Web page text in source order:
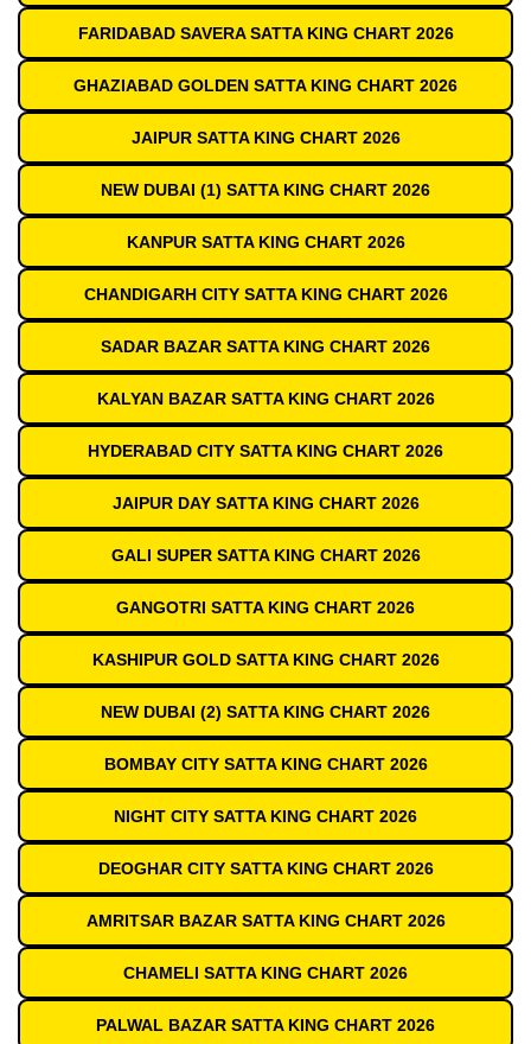
FARIDABAD SAVERA SATTA KING CHART 2026
GHAZIABAD GOLDEN SATTA KING CHART 2026
JAIPUR SATTA KING CHART 2026
NEW DUBAI (1) SATTA KING CHART 2026
KANPUR SATTA KING CHART 2026
CHANDIGARH CITY SATTA KING CHART 2026
SADAR BAZAR SATTA KING CHART 2026
KALYAN BAZAR SATTA KING CHART 2026
HYDERABAD CITY SATTA KING CHART 2026
JAIPUR DAY SATTA KING CHART 2026
GALI SUPER SATTA KING CHART 2026
GANGOTRI SATTA KING CHART 2026
KASHIPUR GOLD SATTA KING CHART 2026
NEW DUBAI (2) SATTA KING CHART 2026
BOMBAY CITY SATTA KING CHART 2026
NIGHT CITY SATTA KING CHART 2026
DEOGHAR CITY SATTA KING CHART 2026
AMRITSAR BAZAR SATTA KING CHART 2026
CHAMELI SATTA KING CHART 2026
PALWAL BAZAR SATTA KING CHART 2026